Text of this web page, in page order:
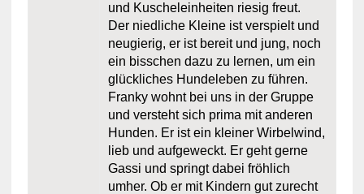
und Kuscheleinheiten riesig freut.
Der niedliche Kleine ist verspielt und
neugierig, er ist bereit und jung, noch
ein bisschen dazu zu lernen, um ein
glückliches Hundeleben zu führen.
Franky wohnt bei uns in der Gruppe
und versteht sich prima mit anderen
Hunden. Er ist ein kleiner Wirbelwind,
lieb und aufgeweckt. Er geht gerne
Gassi und springt dabei fröhlich
umher. Ob er mit Kindern gut zurecht